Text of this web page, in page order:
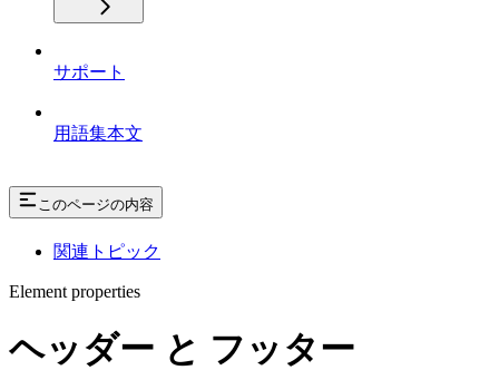
サポート
用語集本文
このページの内容
関連トピック
Element properties
ヘッダー と フッター